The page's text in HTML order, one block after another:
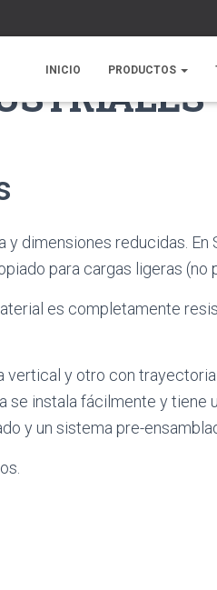
INICIO PRODUCTOS
y dimensiones reducidas. En
para cargas ligeras (no
es completamente
y otro con
se instala fácilmente y tiene
y un sistema pre-